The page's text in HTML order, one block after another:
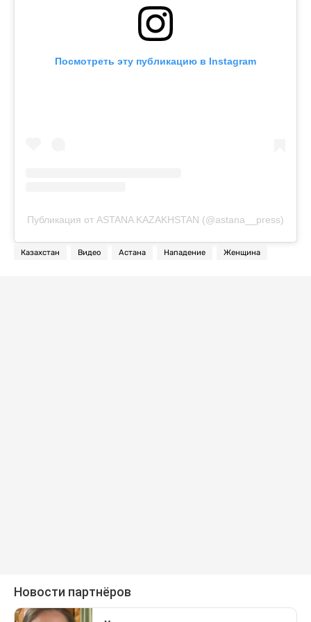
Посмотреть эту публикацию в Instagram
Публикация от ASTANA KAZAKHSTAN (@astana__press)
Казахстан Видео Астана Нападение Женщина